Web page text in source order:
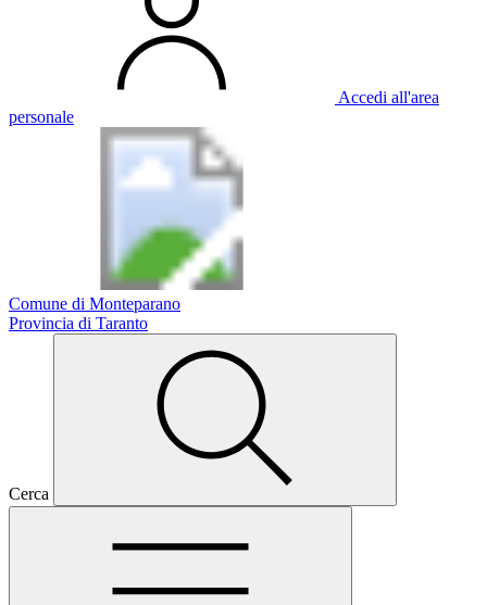
Accedi all'area
personale
Comune di Monteparano
Provincia di Taranto
Cerca